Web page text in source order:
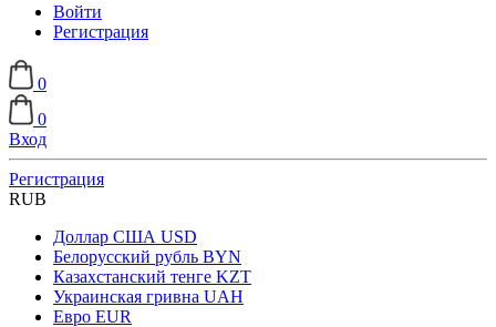
Войти
Регистрация
0
0
Вход
Регистрация
RUB
Доллар США USD
Белорусский рубль BYN
Казахстанский тенге KZT
Украинская гривна UAH
Евро EUR